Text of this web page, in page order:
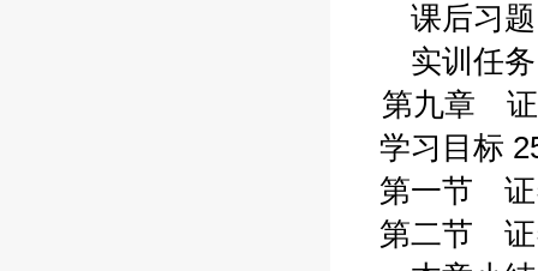
课后习题
实训任务
第九章 证
学习目标
第一节 证
第二节 证